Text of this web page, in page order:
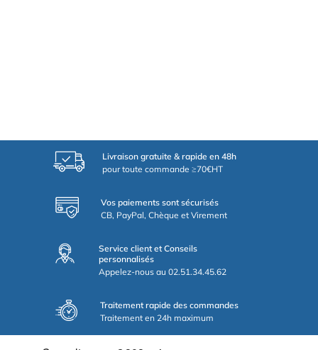
Livraison gratuite & rapide en 48h
pour toute commande ≥70€HT
Vos paiements sont sécurisés
CB, PayPal, Chèque et Virement
Service client et Conseils
personnalisés
Appelez-nous au 02.51.34.45.62
Traitement rapide des commandes
Traitement en 24h maximum